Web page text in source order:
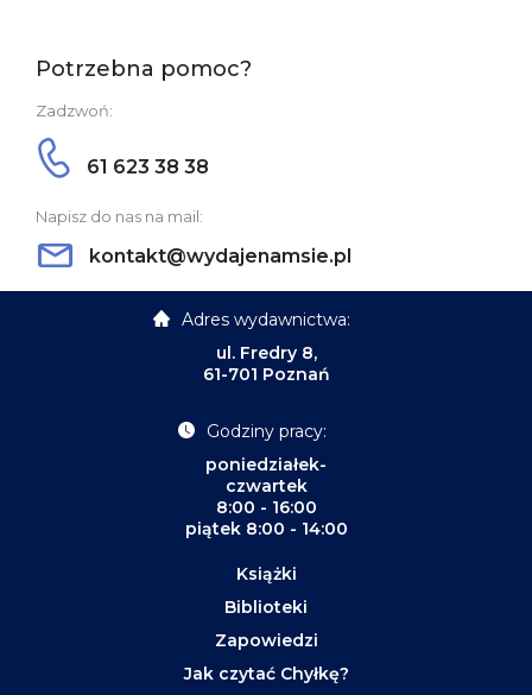
Potrzebna pomoc?
Zadzwoń:
61 623 38 38
Napisz do nas na mail:
kontakt@wydajenamsie.pl
Adres wydawnictwa:
ul. Fredry 8,
61-701 Poznań
Godziny pracy:
poniedziałek-
czwartek
8:00 - 16:00
piątek 8:00 - 14:00
Książki
Biblioteki
Zapowiedzi
Jak czytać Chyłkę?